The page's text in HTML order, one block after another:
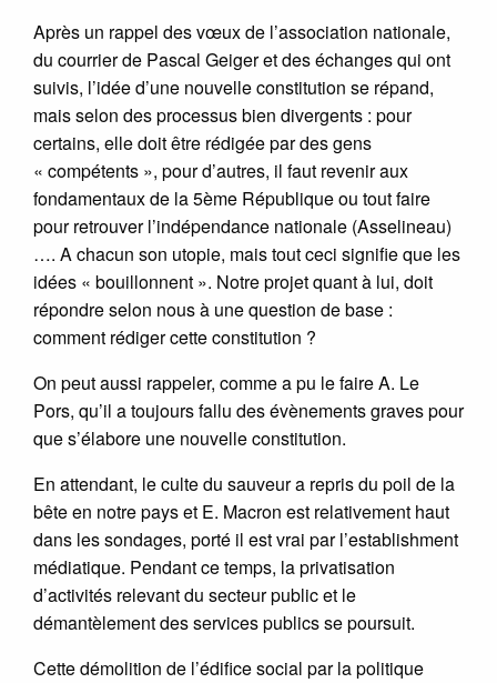
Après un rappel des vœux de l’association nationale,
du courrier de Pascal Geiger et des échanges qui ont
suivis, l’idée d’une nouvelle constitution se répand,
mais selon des processus bien divergents : pour
certains, elle doit être rédigée par des gens
« compétents », pour d’autres, il faut revenir aux
fondamentaux de la 5ème République ou tout faire
pour retrouver l’indépendance nationale (Asselineau)
…. A chacun son utopie, mais tout ceci signifie que les
idées « bouillonnent ». Notre projet quant à lui, doit
répondre selon nous à une question de base :
comment rédiger cette constitution ?
On peut aussi rappeler, comme a pu le faire A. Le
Pors, qu’il a toujours fallu des évènements graves pour
que s’élabore une nouvelle constitution.
En attendant, le culte du sauveur a repris du poil de la
bête en notre pays et E. Macron est relativement haut
dans les sondages, porté il est vrai par l’establishment
médiatique. Pendant ce temps, la privatisation
d’activités relevant du secteur public et le
démantèlement des services publics se poursuit.
Cette démolition de l’édifice social par la politique